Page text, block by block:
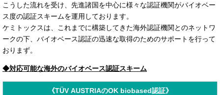
こうした流れを受け、先進諸国を中心に様々な認証機関がバイオベー
ス度の認証スキームを運用しております。
ケミトックスは、これまでに構築してきた海外認証機関とのネットワ
ークの下、バイオベース認証の迅速な取得のためのサポートを行って
おりまず。
◆対応可能な海外のバイオベース認証スキーム
《TÜV AUSTRIAのOK biobased認証》